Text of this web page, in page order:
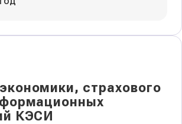
страхового
КЭСИ